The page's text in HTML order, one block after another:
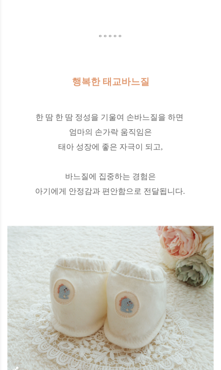
° ° ° ° °
행복한 태교바느질
한 땀 한 땀 정성을 기울여 손바느질을 하면
엄마의 손가락 움직임은
태아 성장에 좋은 자극이 되고,
바느질에 집중하는 경험은
아기에게 안정감과 편안함으로 전달됩니다.